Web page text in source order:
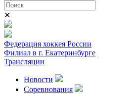
✕
Федерация хоккея России
Филиал в г. Екатеринбурге
Трансляции
Новости
Соревнования